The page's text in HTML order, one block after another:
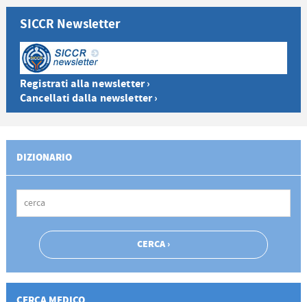
SICCR Newsletter
Registrati alla newsletter ›
Cancellati dalla newsletter ›
DIZIONARIO